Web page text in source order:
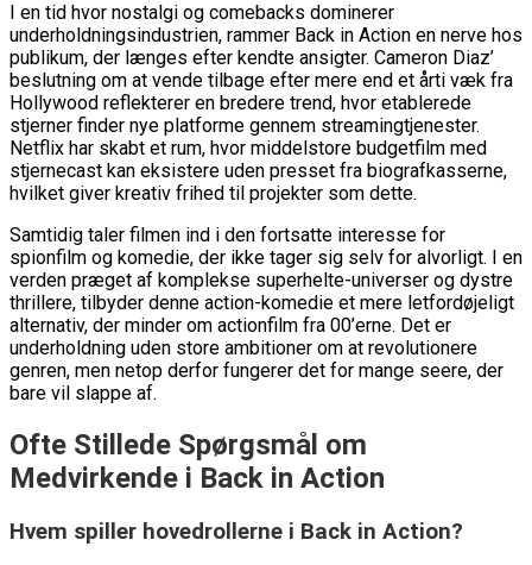
I en tid hvor nostalgi og comebacks dominerer
underholdningsindustrien, rammer Back in Action en nerve hos
publikum, der længes efter kendte ansigter. Cameron Diaz’
beslutning om at vende tilbage efter mere end et årti væk fra
Hollywood reflekterer en bredere trend, hvor etablerede
stjerner finder nye platforme gennem streamingtjenester.
Netflix har skabt et rum, hvor middelstore budgetfilm med
stjernecast kan eksistere uden presset fra biografkasserne,
hvilket giver kreativ frihed til projekter som dette.
Samtidig taler filmen ind i den fortsatte interesse for
spionfilm og komedie, der ikke tager sig selv for alvorligt. I en
verden præget af komplekse superhelte-universer og dystre
thrillere, tilbyder denne action-komedie et mere letfordøjeligt
alternativ, der minder om actionfilm fra 00’erne. Det er
underholdning uden store ambitioner om at revolutionere
genren, men netop derfor fungerer det for mange seere, der
bare vil slappe af.
Ofte Stillede Spørgsmål om
Medvirkende i Back in Action
Hvem spiller hovedrollerne i Back in Action?